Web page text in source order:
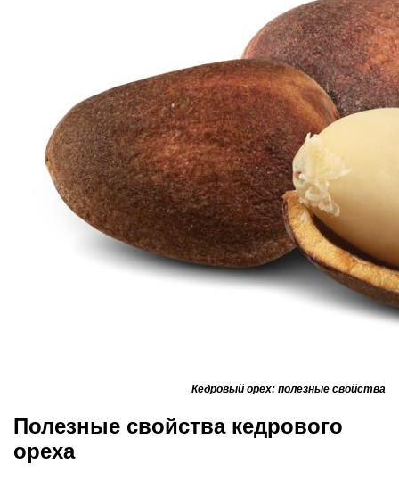
Кедровый орех: полезные свойства
Полезные свойства кедрового
ореха